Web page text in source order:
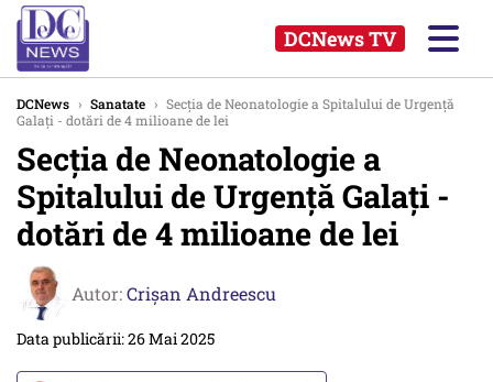
DCNews TV
DCNews › Sanatate › Secția de Neonatologie a Spitalului de Urgență
Galați - dotări de 4 milioane de lei
Secția de Neonatologie a
Spitalului de Urgență Galați -
dotări de 4 milioane de lei
Autor:Crişan Andreescu
Data publicării: 26 Mai 2025